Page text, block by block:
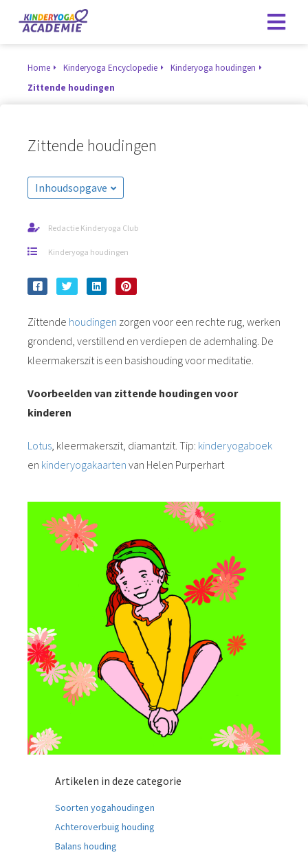
Home Kinderyoga Encyclopedie
Kinderyoga houdingen
Zittende houdingen
Zittende houdingen
Inhoudsopgave
Redactie Kinderyoga Club
Kinderyoga houdingen
Zittende houdingen zorgen voor een rechte rug, werken
grondend, verstillend en verdiepen de ademhaling. De
kleermakerszit is een basishouding voor meditatie.
Voorbeelden van zittende houdingen voor
kinderen
Lotus, kleermakerszit, diamantzit. Tip: kinderyogaboek
en kinderyogakaarten van Helen Purperhart
Artikelen in deze categorie
Soorten yogahoudingen
Achteroverbuig houding
Balans houding